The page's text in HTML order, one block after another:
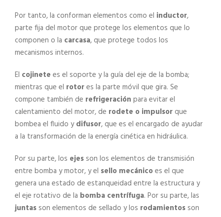
Por tanto, la conforman elementos como el inductor,
parte fija del motor que protege los elementos que lo
componen o la carcasa, que protege todos los
mecanismos internos.
El cojinete es el soporte y la guía del eje de la bomba;
mientras que el rotores la parte móvil que gira. Se
compone también de refrigeración para evitar el
calentamiento del motor, de rodete o impulsor que
bombea el fluido ydifusor, que es el encargado de ayudar
a la transformación de la energía cinética en hidráulica.
Por su parte, los ejes son los elementos de transmisión
entre bomba y motor, y el sello mecánicoes el que
genera una estado de estanqueidad entre la estructura y
el eje rotativo de la bomba centrífuga. Por su parte, las
juntas son elementos de sellado y los rodamientos son